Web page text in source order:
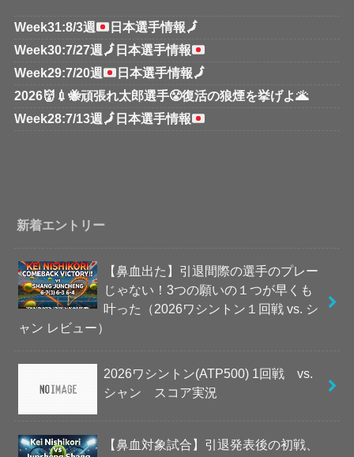
Week31:8/3週 日本選手情報🗾
Week30:7/27週 🗾 日本選手情報
Week29:7/20週
日本選手情報🗾
2026👹💉🐝頑張れ太郎選手😤復活の狼煙を挙げよ🌋
Week28:7/13週 🗾 日本選手情報
新着エントリー
【鼻血出た】引退間際の選手のプレー
じゃない！3つの願いの１つが早くも
叶った（2026ワシントン１回戦 vs. シ
ャン レビュー）
2026ワシントン(ATP500) 1回戦 vs.
シャン スコア実況
【鼻血対象試合】引退発表後の初戦、